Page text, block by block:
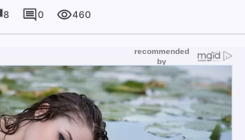
8 0 460